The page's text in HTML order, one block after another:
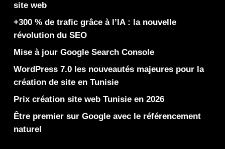
site web
+300 % de trafic grâce à l’IA : la nouvelle
révolution du SEO
Mise à jour Google Search Console
WordPress 7.0 les nouveautés majeures pour la
création de site en Tunisie
Prix création site web Tunisie en 2026
Être premier sur Google avec le référencement
naturel